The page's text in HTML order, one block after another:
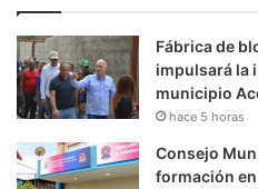
Fábrica de
impulsará la
municipio
hace 5 horas
Consejo
formación